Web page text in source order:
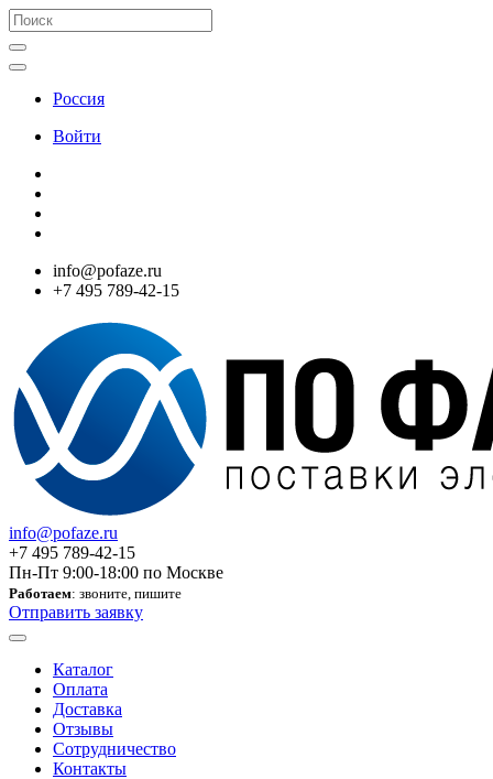
Россия
Войти
info@pofaze.ru
+7 495 789-42-15
info@pofaze.ru
+7 495 789-42-15
Пн-Пт 9:00-18:00 по Москве
Работаем: звоните, пишите
Отправить заявку
Каталог
Оплата
Доставка
Отзывы
Сотрудничество
Контакты